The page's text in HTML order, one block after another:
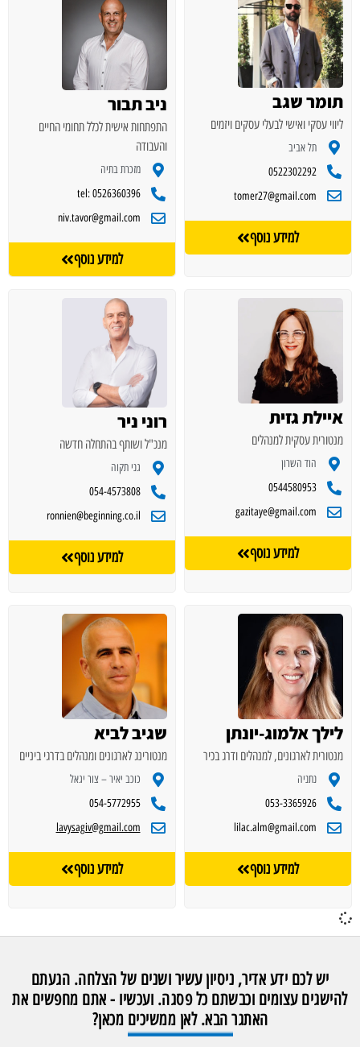
תומר שגב
ליווי עסקי ואישי לבעלי עסקים ויזמים
תל אביב
0522302292
tomer27@gmail.com
למידע נוסף
ניב תבור
התפתחות אישית לכלל תחומי החיים
והעבודה
מזכרת בתיה
tel: 0526360396
niv.tavor@gmail.com
למידע נוסף
איילת גזית
מנטורית עסקית למנהלים
הוד השרון
0544580953
gazitaye@gmail.com
למידע נוסף
רוני ניר
מנכ"ל ושותף בהתחלה חדשה
גני תקוה
054-4573808
ronnien@beginning.co.il
למידע נוסף
לילך אלמוג-יונתן
מנטורית לארגונים, למנהלים ודרג בכיר
נתניה
053-3365926
lilac.alm@gmail.com
למידע נוסף
שגיב לביא
מנטורינג לארגונים ומנהלים בדרגי ביניים
כוכב יאיר – צור יגאל
054-5772955
lavysagiv@gmail.com
למידע נוסף
יש לכם ידע אדיר, ניסיון עשיר ושנים של הצלחה. הגעתם
להישגים עצומים וכבשתם כל פסגה. ועכשיו - אתם מחפשים את
האתגר הבא. לאן ממשיכים מכאן?